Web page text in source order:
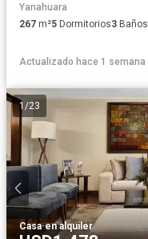
Yanahuara
267 m²5 Dormitorios3 Baños
Actualizado hace 1 semana
1 /23
Casa·en alquiler